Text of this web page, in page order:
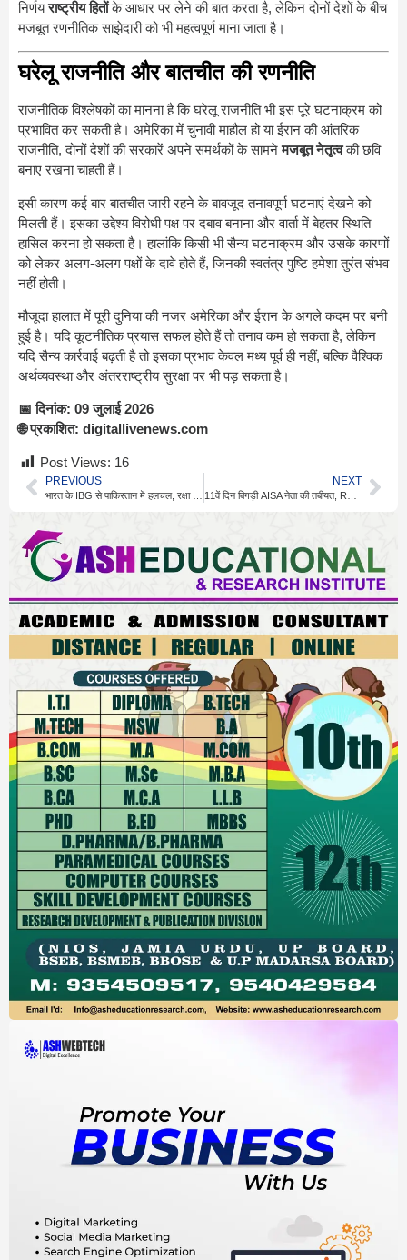
निर्णयराष्ट्रीय हितोंके आधार पर लेने की बात करता है, लेकिन दोनों देशों के बीच
मजबूत रणनीतिक साझेदारी को भी महत्वपूर्ण माना जाता है।
घरेलू राजनीति और बातचीत की रणनीति
राजनीतिक विश्लेषकों का मानना है कि घरेलू राजनीति भी इस पूरे घटनाक्रम को
प्रभावित कर सकती है। अमेरिका में चुनावी माहौल हो या ईरान की आंतरिक
राजनीति, दोनों देशों की सरकारें अपने समर्थकों के सामनेमजबूत नेतृत्वकी छवि
बनाए रखना चाहती हैं।
इसी कारण कई बार बातचीत जारी रहने के बावजूद तनावपूर्ण घटनाएं देखने को
मिलती हैं। इसका उद्देश्य विरोधी पक्ष पर दबाव बनाना और वार्ता में बेहतर स्थिति
हासिल करना हो सकता है। हालांकि किसी भी सैन्य घटनाक्रम और उसके कारणों
को लेकर अलग-अलग पक्षों के दावे होते हैं, जिनकी स्वतंत्र पुष्टि हमेशा तुरंत संभव
नहीं होती।
मौजूदा हालात में पूरी दुनिया की नजर अमेरिका और ईरान के अगले कदम पर बनी
हुई है। यदि कूटनीतिक प्रयास सफल होते हैं तो तनाव कम हो सकता है, लेकिन
यदि सैन्य कार्रवाई बढ़ती है तो इसका प्रभाव केवल मध्य पूर्व ही नहीं, बल्कि वैश्विक
अर्थव्यवस्था और अंतरराष्ट्रीय सुरक्षा पर भी पड़ सकता है।
📅 दिनांक: 09 जुलाई 2026
🌐 प्रकाशित: digitallivenews.com
Post Views: 16
PREVIOUS NEXT